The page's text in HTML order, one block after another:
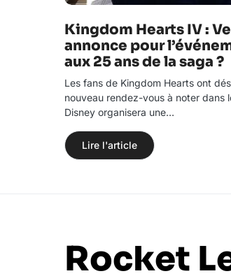
Kingdom Hearts IV :
annonce pour
aux 25 ans de la saga ?
Les fans de Kingdom Hearts ont
nouveau rendez-vous à noter dans
Disney organisera une…
Lire l'article
Rocket